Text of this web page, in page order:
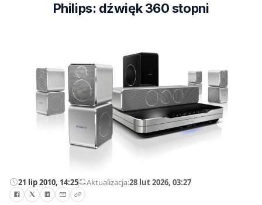
Philips: dźwięk 360 stopni
21 lip 2010, 14:25—Aktualizacja:28 lut 2026, 03:27